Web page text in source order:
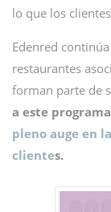
lo que los
Edenred
restaurantes
forman parte de
a este
pleno auge en
clientes.